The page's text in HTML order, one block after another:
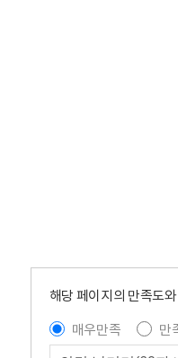
해당 페이지의 만족도
매우만족
만